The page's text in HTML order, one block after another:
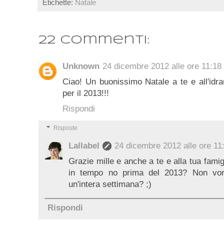
Etichette: Natale
22 commenti:
Unknown 24 dicembre 2012 alle ore 11:18
Ciao! Un buonissimo Natale a te e
per il 2013!!!
Rispondi
Risposte
Lallabel
24 dicembre 2012 alle ore
Grazie mille e anche a te e alla tua
in tempo no prima del 2013? Non
un'intera settimana? ;)
Rispondi